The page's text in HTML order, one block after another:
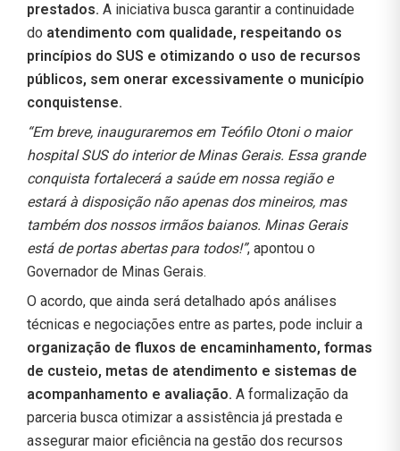
prestados. A iniciativa busca garantir a continuidade
do atendimento com qualidade, respeitando os
princípios do SUS e otimizando o uso de recursos
públicos, sem onerar excessivamente o município
conquistense.
“Em breve, inauguraremos em Teófilo Otoni o maior
hospital SUS do interior de Minas Gerais. Essa grande
conquista fortalecerá a saúde em nossa região e
estará à disposição não apenas dos mineiros, mas
também dos nossos irmãos baianos. Minas Gerais
está de portas abertas para todos!”, apontou o
Governador de Minas Gerais.
O acordo, que ainda será detalhado após análises
técnicas e negociações entre as partes, pode incluir a
organização de fluxos de encaminhamento, formas
de custeio, metas de atendimento e sistemas de
acompanhamento e avaliação. A formalização da
parceria busca otimizar a assistência já prestada e
assegurar maior eficiência na gestão dos recursos